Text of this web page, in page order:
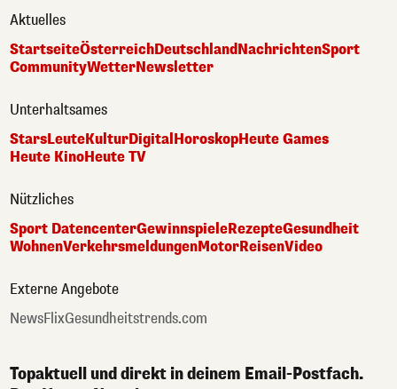
Aktuelles
StartseiteÖsterreichDeutschlandNachrichtenSport
CommunityWetterNewsletter
Unterhaltsames
StarsLeuteKulturDigital HoroskopHeute Games
Heute KinoHeute TV
Nützliches
Sport DatencenterGewinnspieleRezepteGesundheit
WohnenVerkehrsmeldungenMotorReisenVideo
Externe Angebote
NewsFlixGesundheitstrends.com
Topaktuell und direkt in deinem Email-Postfach.